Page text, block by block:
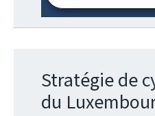
Stratégie de
du